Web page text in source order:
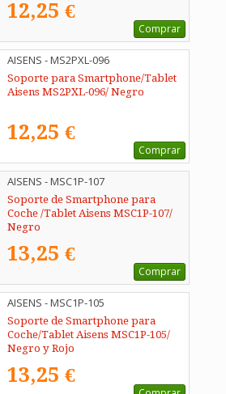
12,25 €
Comprar
AISENS - MS2PXL-096
Soporte para Smartphone/Tablet
Aisens MS2PXL-096/ Negro
12,25 €
Comprar
AISENS - MSC1P-107
Soporte de Smartphone para
Coche /Tablet Aisens MSC1P-107/
Negro
13,25 €
Comprar
AISENS - MSC1P-105
Soporte de Smartphone para
Coche/Tablet Aisens MSC1P-105/
Negro y Rojo
13,25 €